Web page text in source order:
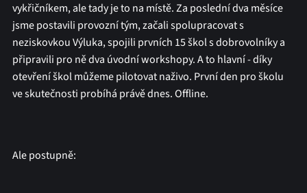
vykřičníkem, ale tady je to na místě. Za poslední dva měsíce
jsme postavili provozní tým, začali spolupracovat s
neziskovkou Výluka, spojili prvních 15 škol s dobrovolníky a
připravili pro ně dva úvodní workshopy. A to hlavní - díky
otevření škol můžeme pilotovat naživo. První den pro školu
ve skutečnosti probíhá právě dnes. Offline.
Ale postupně: